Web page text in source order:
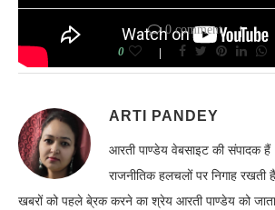
0 comment
0
ARTI PANDEY
आरती पाण्डेय वेबसाइट की संपादक
राजनीतिक हलचलों पर निगाह
खबरों को पहले बे्रक करने का श्रेय आरती पाण्डेय को